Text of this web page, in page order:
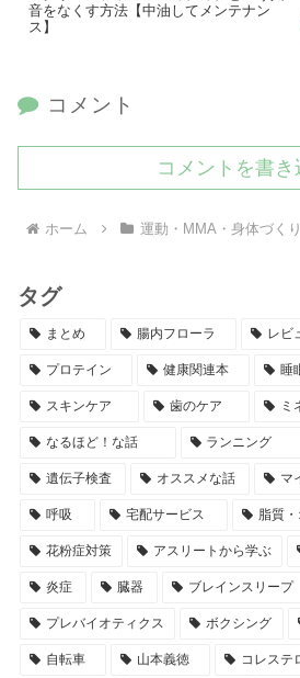
音をなくす方法【中油してメンテナン
ス】
コメント
コメントを書き
ホーム 運動・MMA・身体づくり
タグ
まとめ 腸内フローラ レビ
プロテイン 健康関連本 睡
スキンケア 歯のケア ミ
なるほど！な話 ランニング
遺伝子検査 オススメな話 マ
呼吸 宅配サービス 脂質
花粉症対策 アスリートから学ぶ
炎症 臓器 ブレインスリープ
プレバイオティクス ボクシング
自転車 山本義徳 コレステ